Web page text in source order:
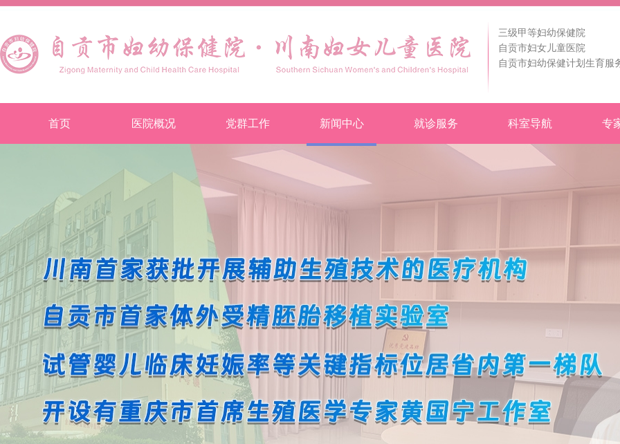
三级甲等妇幼保健院
自贡市妇女儿童医院
自贡市妇幼保健计划生育服
首页 医院概况 党群工作 新闻中心 就诊服务 科室导航 专